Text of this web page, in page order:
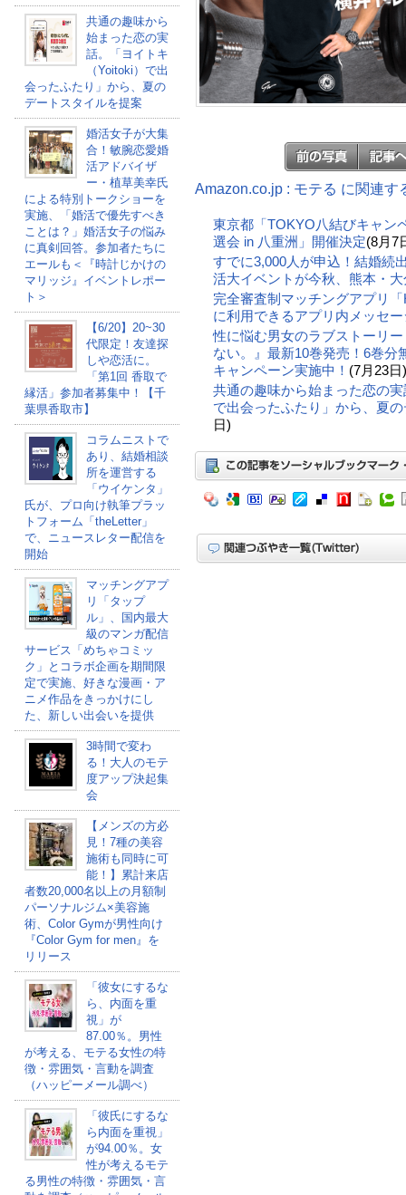
共通の趣味から
始まった恋の実
話。「ヨイトキ
（Yoitoki）で出
会ったふたり」から、夏の
デートスタイルを提案
婚活女子が大集
合！敏腕恋愛婚
活アドバイザ
ー・植草美幸氏
による特別トークショーを
実施、「婚活で優先すべき
ことは？」婚活女子の悩み
に真剣回答。参加者たちに
エールも＜『時計じかけの
マリッジ』イベントレポー
ト＞
【6/20】20~30
代限定！友達探
しや恋活に。
「第1回 香取で
縁活」参加者募集中！【千
葉県香取市】
コラムニストで
あり、結婚相談
所を運営する
「ウイケンタ」
氏が、プロ向け執筆プラッ
トフォーム「theLetter」
で、ニュースレター配信を
開始
マッチングアプ
リ「タップ
ル」、国内最大
級のマンガ配信
サービス「めちゃコミッ
ク」とコラボ企画を期間限
定で実施、好きな漫画・ア
ニメ作品をきっかけにし
た、新しい出会いを提供
3時間で変わ
る！大人のモテ
度アップ決起集
会
【メンズの方必
見！7種の美容
施術も同時に可
能！】累計来店
者数20,000名以上の月額制
パーソナルジム×美容施
術、Color Gymが男性向け
『Color Gym for men』を
リリース
「彼女にするな
ら、内面を重
視」が
87.00％。男性
が考える、モテる女性の特
徴・雰囲気・言動を調査
（ハッピーメール調べ）
「彼氏にするな
ら内面を重視」
が94.00％。女
性が考えるモテ
る男性の特徴・雰囲気・言
Amazon.co.jp : モテる に関連す
東京都「TOKYO八結びキャン
選会 in 八重洲」開催決定(8月7
すでに3,000人が申込！結婚続
活大イベントが今秋、熊本・
完全審査制マッチングアプリ
に利用できるアプリ内メッセ
性に悩む男女のラブストーリ
ない。』最新10巻発売！6巻分
キャンペーン実施中！ (7月23日)
共通の趣味から始まった恋の
で出会ったふたり」から、夏
日)